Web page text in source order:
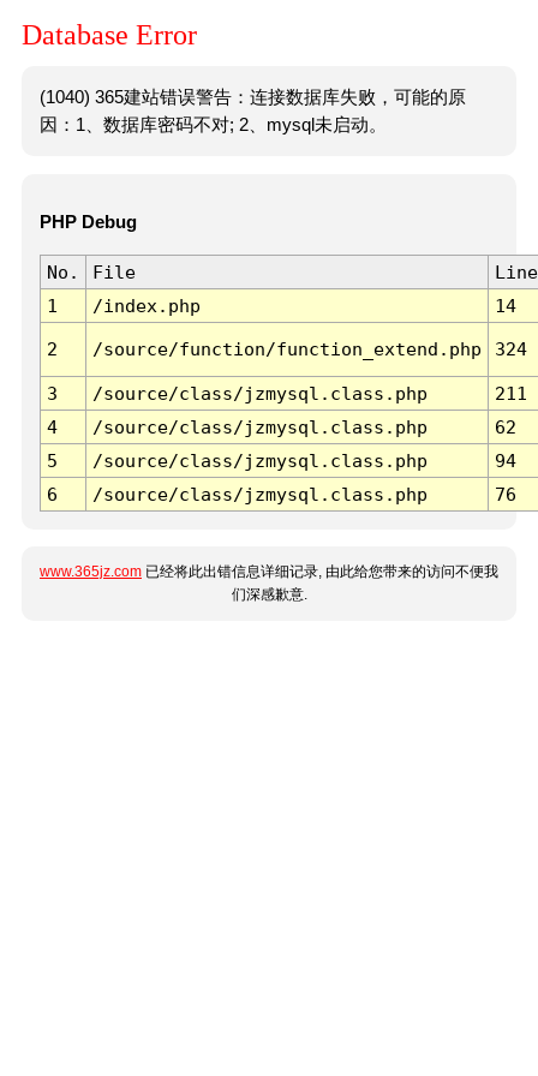
Database Error
(1040) 365建站错误警告：连接数据库失败，可能的原
因：1、数据库密码不对; 2、mysql未启动。
PHP Debug
No. File
Line
1
/index.php 14
2 /source/function/function_extend.php 324
3 /source/class/jzmysql.class.php
211
4
/source/class/jzmysql.class.php
62
5
/source/class/jzmysql.class.php
94
6
/source/class/jzmysql.class.php 76
www.365jz.com 已经将此出错信息详细记录, 由此给您带来的访问不便我
们深感歉意.